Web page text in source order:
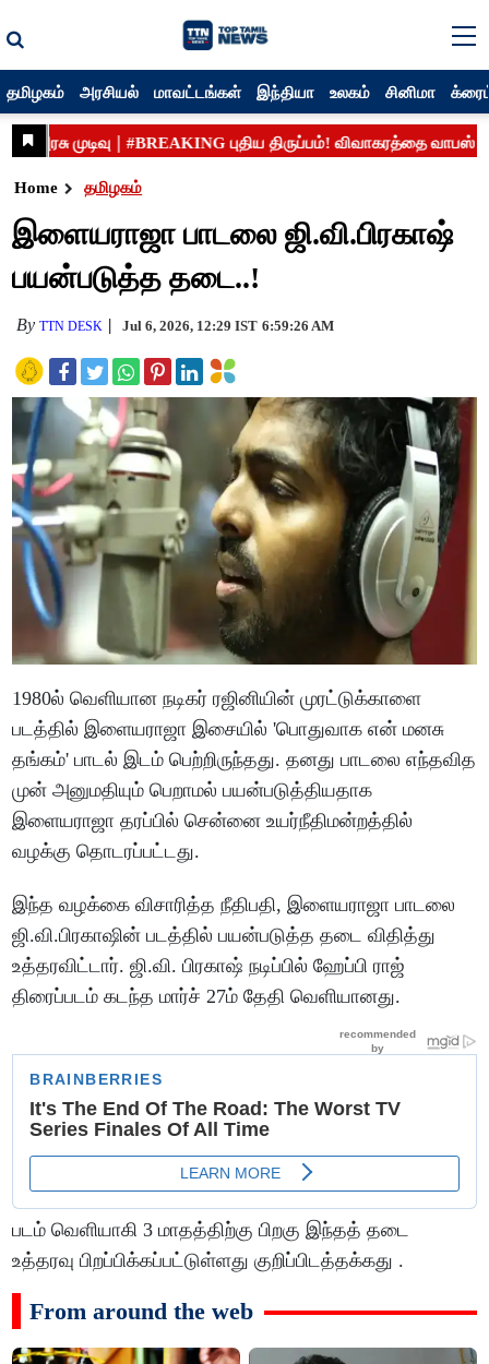
தமிழகம் அரசியல் மாவட்டங்கள் இந்தியா உலகம் சினிமா
Home தமிழகம்
இளையராஜா பாடலை ஜி.வி.பிரகாஷ்
பயன்படுத்த தடை..!
ByTTN DESK Jul 6, 2026, 12:29 IST 6:59:26 AM
1980ல் வெளியான நடிகர் ரஜினியின் முரட்டுக்காளை
படத்தில் இளையராஜா இசையில் 'பொதுவாக என் மனசு
தங்கம்' பாடல் இடம் பெற்றிருந்தது. தனது பாடலை எந்தவித
முன் அனுமதியும் பெறாமல் பயன்படுத்தியதாக
இளையராஜா தரப்பில் சென்னை உயர்நீதிமன்றத்தில்
வழக்கு தொடரப்பட்டது.
இந்த வழக்கை விசாரித்த நீதிபதி, இளையராஜா பாடலை
ஜி.வி.பிரகாஷின் படத்தில் பயன்படுத்த தடை விதித்து
உத்தரவிட்டார். ஜி.வி. பிரகாஷ் நடிப்பில் ஹேப்பி ராஜ்
திரைப்படம் கடந்த மார்ச் 27ம் தேதி வெளியானது.
படம் வெளியாகி 3 மாதத்திற்கு பிறகு இந்தத் தடை
உத்தரவு பிறப்பிக்கப்பட்டுள்ளது குறிப்பிடத்தக்கது .
From around the web